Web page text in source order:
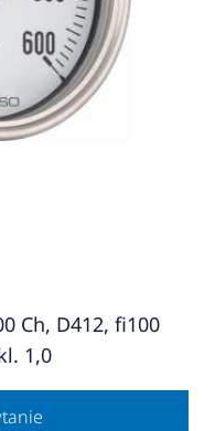
Ch, D412, fi100
1,0